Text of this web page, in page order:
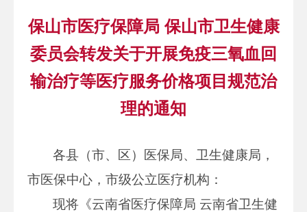
保山市医疗保障局 保山市卫生健康
委员会转发关于开展免疫三氧血回
输治疗等医疗服务价格项目规范治
理的通知
各县（市、区）医保局、卫生健康局，
市医保中心，市级公立医疗机构：
现将《云南省医疗保障局 云南省卫生健